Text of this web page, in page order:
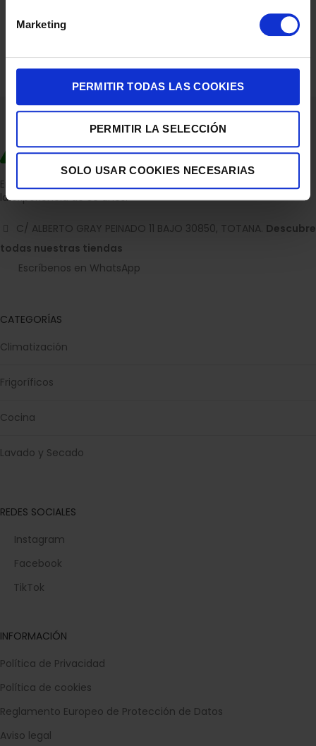
Marketing
PERMITIR TODAS LAS COOKIES
PERMITIR LA SELECCIÓN
SOLO USAR COOKIES NECESARIAS
CAFETERA ITALIANA BIALETTI 3T MOKA EXCLUSIVE GREN
38,90€
Empresa dedicada a la venta de accesorios para el hogar con
la experiencia de 36 años.
C/ ALBERTO GRAY PEINADO 11 BAJO 30850, TOTANA. Descubre
todas nuestras tiendas
Escríbenos en WhatsApp
CATEGORÍAS
Climatización
Frigoríficos
Cocina
Lavado y Secado
REDES SOCIALES
Instagram
Facebook
TikTok
INFORMACIÓN
Política de Privacidad
Política de cookies
Reglamento Europeo de Protección de Datos
Aviso legal